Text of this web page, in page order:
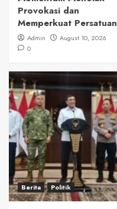
Provokasi dan
Memperkuat Persatuan
Admin
August 10, 2026
0
Berita Politik